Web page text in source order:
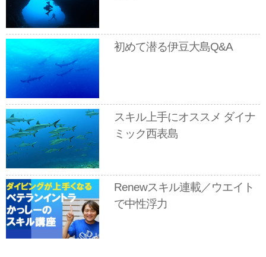
初めて潜る伊豆大島Q&A
スキル上手にオススメ ダイナ
ミック西表島
Renewスキル連載／ウエイト
で中性浮力